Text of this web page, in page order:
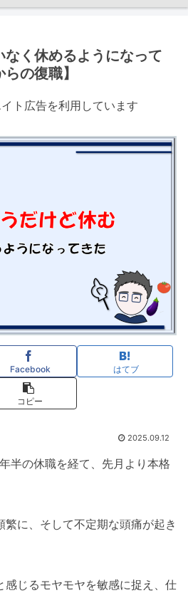
なく休めるようになって
の復職】
ト広告を利用しています
Facebook はてブ
コピー
2025.09.12
半の休職を経て、先月より本格
に、そして不定期な頭痛が起き
感じるモヤモヤを敏感に捉え、仕